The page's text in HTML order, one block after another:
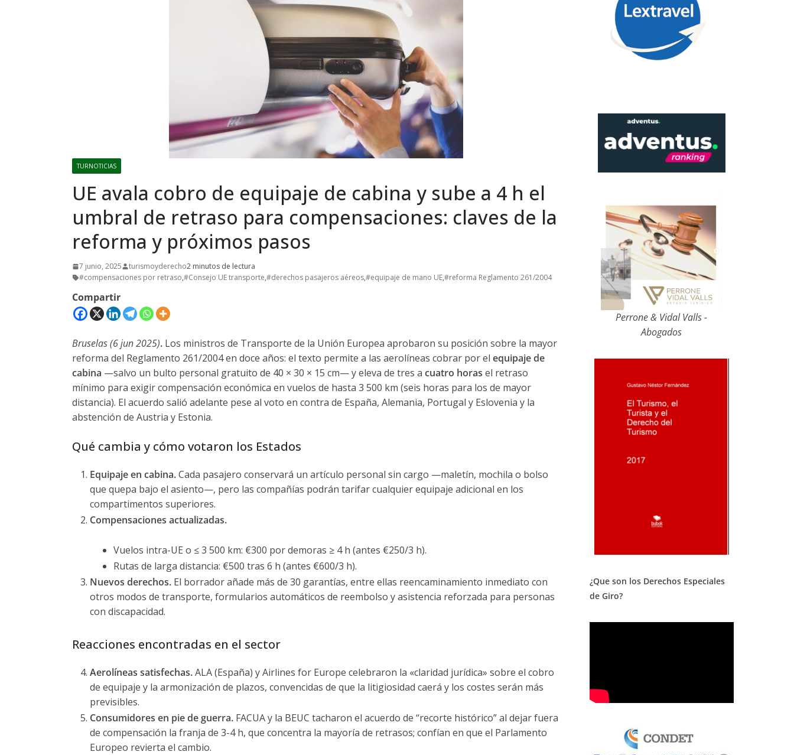
TURNOTICIAS
UE avala cobro de equipaje de cabina y sube a 4 h el
umbral de retraso para compensaciones: claves de la
reforma y próximos pasos
7 junio, 2025 turismoyderecho2 minutos de lectura
#compensaciones por retraso,#Consejo UE transporte,#derechos pasajeros aéreos,#equipaje de mano UE,#reforma Reglamento 261/2004
Compartir
Bruselas (6 jun 2025). Los ministros de Transporte de la Unión Europea aprobaron su posición sobre la mayor
reforma del Reglamento 261/2004 en doce años: el texto permite a las aerolíneas cobrar por el equipaje de
cabina —salvo un bulto personal gratuito de 40 × 30 × 15 cm— y eleva de tres a cuatro horas el retraso
mínimo para exigir compensación económica en vuelos de hasta 3 500 km (seis horas para los de mayor
distancia). El acuerdo salió adelante pese al voto en contra de España, Alemania, Portugal y Eslovenia y la
abstención de Austria y Estonia.
Qué cambia y cómo votaron los Estados
Equipaje en cabina.Cada pasajero conservará un artículo personal sin cargo —maletín, mochila o bolso
que quepa bajo el asiento—, pero las compañías podrán tarifar cualquier equipaje adicional en los
compartimentos superiores.
Compensaciones actualizadas.
Vuelos intra-UE o ≤ 3 500 km: €300 por demoras ≥ 4 h (antes €250/3 h).
Rutas de larga distancia: €500 tras 6 h (antes €600/3 h).
Nuevos derechos. El borrador añade más de 30 garantías, entre ellas reencaminamiento inmediato con
otros modos de transporte, formularios automáticos de reembolso y asistencia reforzada para personas
con discapacidad.
Reacciones encontradas en el sector
Aerolíneas satisfechas.ALA (España) y Airlines for Europe celebraron la «claridad jurídica» sobre el cobro
de equipaje y la armonización de plazos, convencidas de que la litigiosidad caerá y los costes serán más
previsibles.
Consumidores en pie de guerra. FACUA y la BEUC tacharon el acuerdo de “recorte histórico” al dejar fuera
de compensación la franja de 3-4 h, que concentra la mayoría de retrasos; confían en que el Parlamento
Europeo revierta el cambio.
Perrone & Vidal Valls -
Abogados
¿Que son los Derechos Especiales
de Giro?